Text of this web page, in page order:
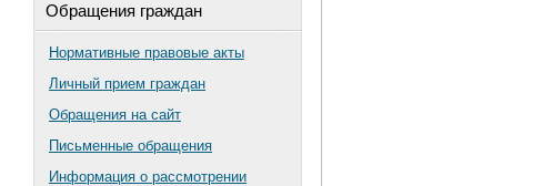
Обращения граждан
Нормативные правовые акты
Личный прием граждан
Обращения на сайт
Письменные обращения
Информация о рассмотрении